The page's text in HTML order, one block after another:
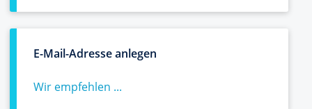
E-Mail-Adresse anlegen
Wir empfehlen ...